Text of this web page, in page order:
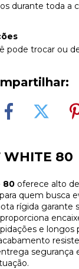
durante toda a
pode trocar ou
WHITE 80
80 oferece alto
quem busca
rígida garante
e longos
segurança